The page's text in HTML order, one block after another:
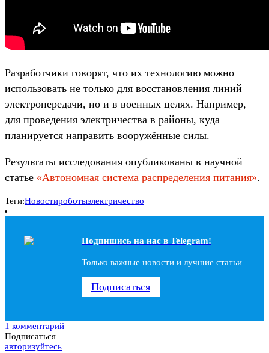
Разработчики говорят, что их технологию можно
использовать не только для восстановления линий
электропередачи, но и в военных целях. Например,
для проведения электричества в районы, куда
планируется направить вооружённые силы.
Результаты исследования опубликованы в научной
статье «Автономная система распределения питания».
Теги:Новостироботыэлектричество
Подпишись на наc в Telegram!
Только важные новости и лучшие статьи
Подписаться
1 комментарий
Подписаться
авторизуйтесь